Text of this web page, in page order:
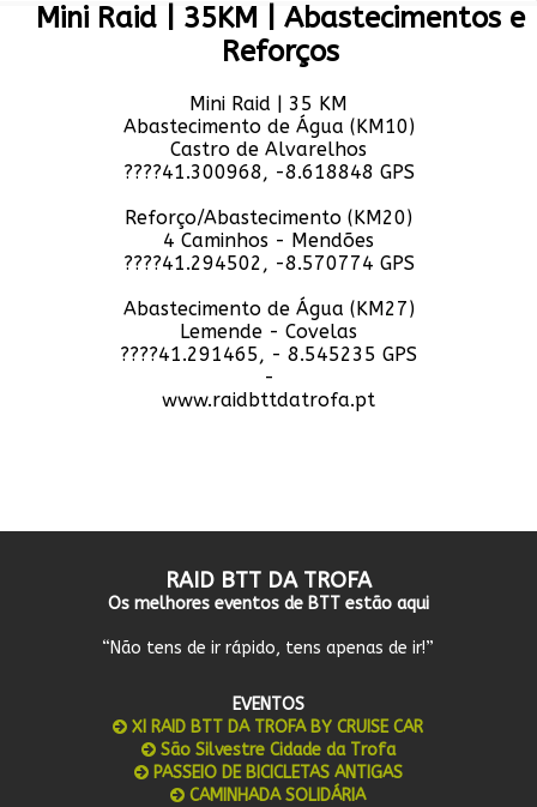
Mini Raid | 35KM | Abastecimentos e
Reforços
Mini Raid | 35 KM
Abastecimento de Água (KM10)
Castro de Alvarelhos
????41.300968, -8.618848 GPS
Reforço/Abastecimento (KM20)
4 Caminhos - Mendões
????41.294502, -8.570774 GPS
Abastecimento de Água (KM27)
Lemende - Covelas
????41.291465, - 8.545235 GPS
-
www.raidbttdatrofa.pt
RAID BTT DA TROFA
Os melhores eventos de BTT estão aqui
“Não tens de ir rápido, tens apenas de ir!”
EVENTOS
XI RAID BTT DA TROFA BY CRUISE CAR
São Silvestre Cidade da Trofa
PASSEIO DE BICICLETAS ANTIGAS
CAMINHADA SOLIDÁRIA